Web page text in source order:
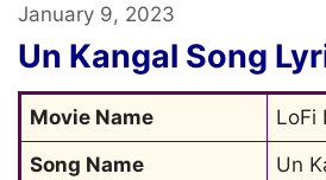
January 9, 2023
Un Kangal Song
Movie Name
LoFi
Song Name
Un